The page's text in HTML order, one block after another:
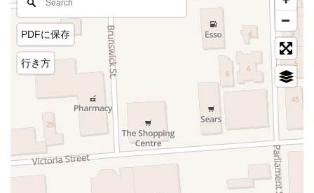
PDFに保存
行き方